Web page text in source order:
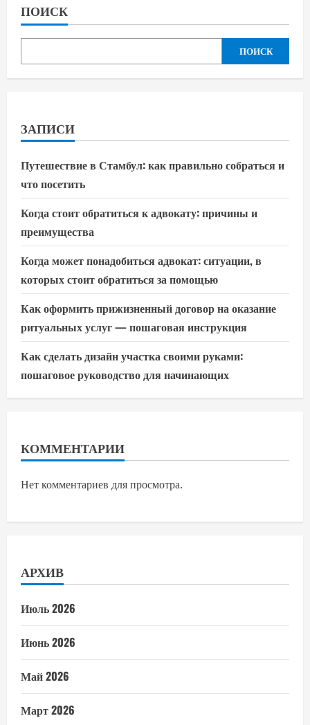
ПОИСК
ПОИСК
ЗАПИСИ
Путешествие в Стамбул: как правильно собраться и
что посетить
Когда стоит обратиться к адвокату: причины и
преимущества
Когда может понадобиться адвокат: ситуации, в
которых стоит обратиться за помощью
Как оформить прижизненный договор на оказание
ритуальных услуг — пошаговая инструкция
Как сделать дизайн участка своими руками:
пошаговое руководство для начинающих
КОММЕНТАРИИ
Нет комментариев для просмотра.
АРХИВ
Июль 2026
Июнь 2026
Май 2026
Март 2026